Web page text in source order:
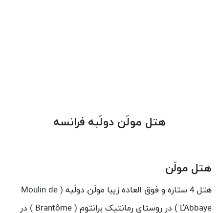
هتل مولَن دولَبه فرانسه
هتل مولَن
هتل 4 ستاره و فوق العاده زیبا مولَن دولَبه (
Moulin de
L’Abbaye
) در روستای رمانتیک برانتوم ( Brantôme ) در